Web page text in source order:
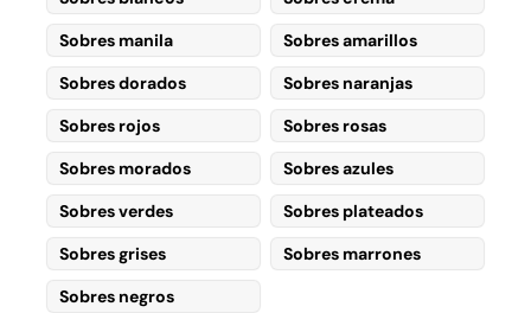
Sobres manila
Sobres amarillos
Sobres dorados
Sobres naranjas
Sobres rojos
Sobres rosas
Sobres morados
Sobres azules
Sobres verdes
Sobres plateados
Sobres grises
Sobres marrones
Sobres negros